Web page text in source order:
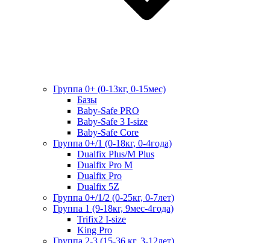
Группа 0+ (0-13кг, 0-15мес)
Базы
Baby-Safe PRO
Baby-Safe 3 I-size
Baby-Safe Core
Группа 0+/1 (0-18кг, 0-4года)
Dualfix Plus/M Plus
Dualfix Pro M
Dualfix Pro
Dualfix 5Z
Группа 0+/1/2 (0-25кг, 0-7лет)
Группа 1 (9-18кг, 9мес-4года)
Trifix2 I-size
King Pro
Группа 2-3 (15-36 кг, 3-12лет)